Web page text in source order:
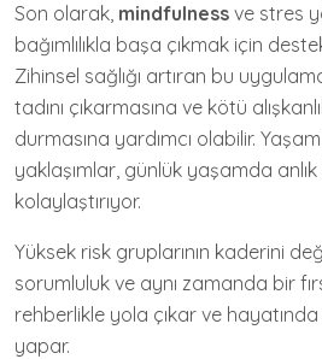
Son olarak, mindfulness ve stres
bağımlılıkla başa çıkmak için
Zihinsel sağlığı artıran bu
tadını çıkarmasına ve kötü
durmasına yardımcı olabilir.
yaklaşımlar, günlük yaşamda
kolaylaştırıyor.
Yüksek risk gruplarının kaderini
sorumluluk ve aynı zamanda bir
rehberlikle yola çıkar ve
yapar.